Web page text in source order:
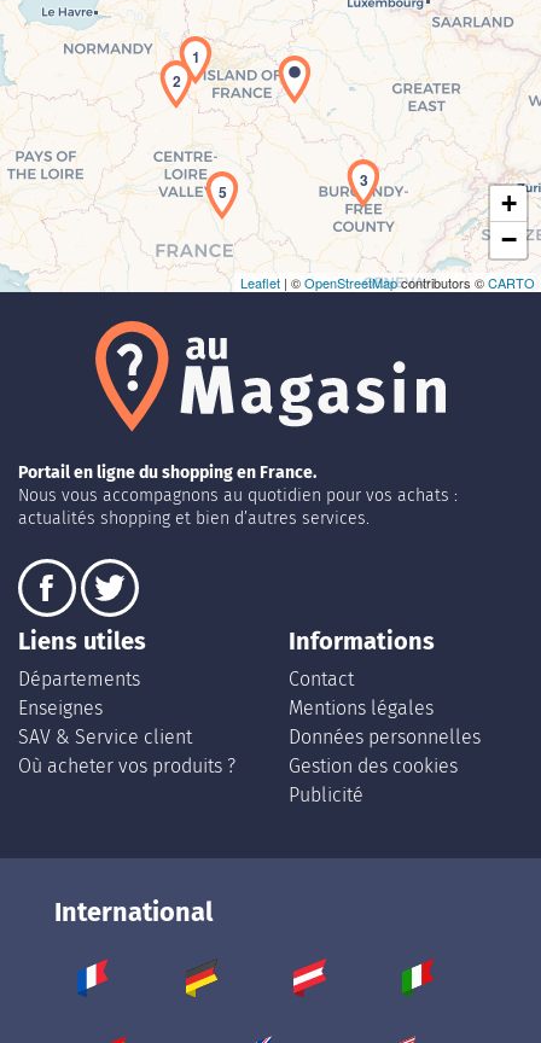
Chargement de la carte en cours...
1
2
3
5
+
−
Leaflet | ©OpenStreetMapcontributors ©CARTO
Portail en ligne du shopping en France.
Nous vous accompagnons au quotidien pour vos achats :
actualités shopping et bien d’autres services.
Liens utiles
Départements
Enseignes
SAV & Service client
Où acheter vos produits ?
Informations
Contact
Mentions légales
Données personnelles
Gestion des cookies
Publicité
International